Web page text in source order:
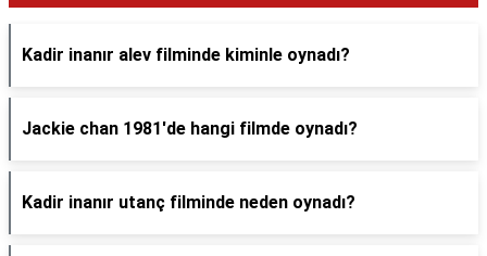
Kadir inanır alev filminde kiminle oynadı?
Jackie chan 1981'de hangi filmde oynadı?
Kadir inanır utanç filminde neden oynadı?